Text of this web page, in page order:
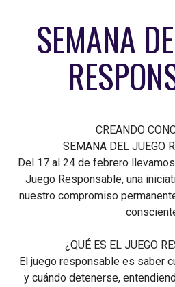
SEMANA
CREANDO
SEMANA DEL JUEGO
Del 17 al 24 de febrero
Juego Responsable, una
nuestro compromiso
¿QUÉ ES EL JUEGO
El juego responsable es saber
y cuándo detenerse,